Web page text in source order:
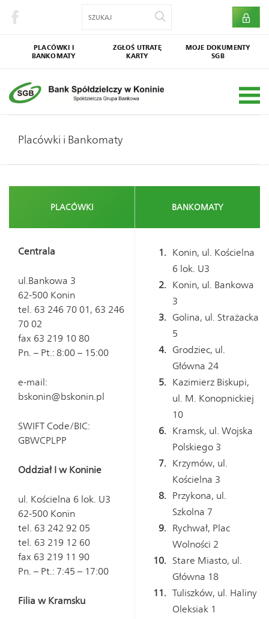
Bankowy Fundusz
Gwarancyjny
Dokumenty zastrzeżone
PLACÓWKI I
BANKOMATY
ZGŁOŚ UTRATĘ
KARTY
MOJE DOKUMENTY
SGB
Placówki i Bankomaty
PLACÓWKI BANKOMATY
Centrala
ul.Bankowa 3
62-500 Konin
tel. 63 246 70 01, 63 246
70 02
fax 63 219 10 80
Pn. – Pt.: 8:00 – 15:00
e-mail:
bskonin@bskonin.pl
SWIFT Code/BIC:
GBWCPLPP
Oddział I w Koninie
ul. Kościelna 6 lok. U3
62-500 Konin
tel. 63 242 92 05
tel. 63 219 12 60
fax 63 219 11 90
Pn. – Pt.: 7:45 – 17:00
Filia w Kramsku
Konin, ul. Kościelna
6 lok. U3
Konin, ul. Bankowa
3
Golina, ul. Strażacka
5
Grodziec, ul.
Główna 24
Kazimierz Biskupi,
ul. M. Konopnickiej
10
Kramsk, ul. Wojska
Polskiego 3
Krzymów, ul.
Kościelna 3
Przykona, ul.
Szkolna 7
Rychwał, Plac
Wolności 2
Stare Miasto, ul.
Główna 18
Tuliszków, ul. Haliny
Oleksiak 1